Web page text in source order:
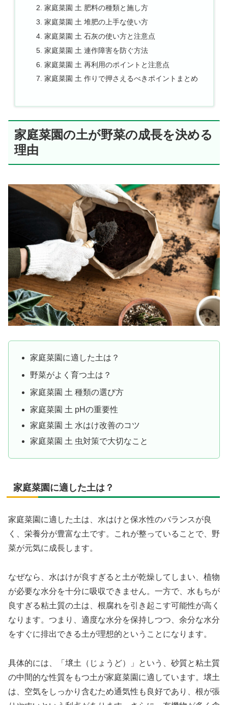
家庭菜園 土 肥料の種類と施し方
家庭菜園 土 堆肥の上手な使い方
家庭菜園 土 石灰の使い方と注意点
家庭菜園 土 連作障害を防ぐ方法
家庭菜園 土 再利用のポイントと注意点
家庭菜園 土 作りで押さえるべきポイントまとめ
家庭菜園の土が野菜の成長を決める
理由
家庭菜園に適した土は？
野菜がよく育つ土は？
家庭菜園 土 種類の選び方
家庭菜園 土 pHの重要性
家庭菜園 土 水はけ改善のコツ
家庭菜園 土 虫対策で大切なこと
家庭菜園に適した土は？
家庭菜園に適した土は、水はけと保水性のバランスが良
く、栄養分が豊富な土です。これが整っていることで、野
菜が元気に成長します。
なぜなら、水はけが良すぎると土が乾燥してしまい、植物
が必要な水分を十分に吸収できません。一方で、水もちが
良すぎる粘土質の土は、根腐れを引き起こす可能性が高く
なります。つまり、適度な水分を保持しつつ、余分な水分
をすぐに排出できる土が理想的ということになります。
具体的には、「壌土（じょうど）」という、砂質と粘土質
の中間的な性質をもつ土が家庭菜園に適しています。壌土
は、空気をしっかり含むため通気性も良好であり、根が張